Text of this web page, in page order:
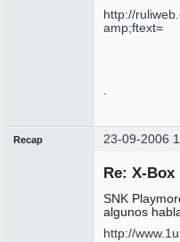
http://
amp;ftext=
Recap 23-09-2006
Re: X-Box
SNK
algunos
http://